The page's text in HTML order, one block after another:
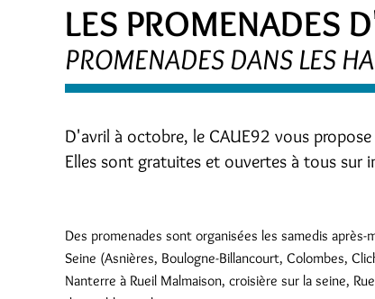
LES PROMENADES
PROMENADES DANS LES
D'avril à octobre, le CAUE92 vous
Elles sont gratuites et ouvertes à tous sur
Des promenades sont organisées les samedis
Seine (Asnières, Boulogne-Billancourt, Colombes,
Nanterre à Rueil Malmaison, croisière sur la seine,